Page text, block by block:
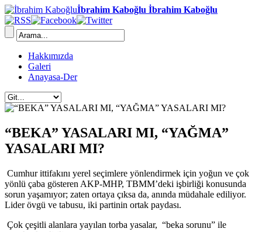
İbrahim Kaboğlu İbrahim Kaboğlu
Hakkımızda
Galeri
Anayasa-Der
“BEKA” YASALARI MI, “YAĞMA”
YASALARI MI?
Cumhur ittifakını yerel seçimlere yönlendirmek için yoğun ve çok
yönlü çaba gösteren AKP-MHP, TBMM’deki işbirliği konusunda
sorun yaşamıyor; zaten ortaya çıksa da, anında müdahale ediliyor.
Lider övgü ve tabusu, iki partinin ortak paydası.
Çok çeşitli alanlara yayılan torba yasalar, “beka sorunu” ile